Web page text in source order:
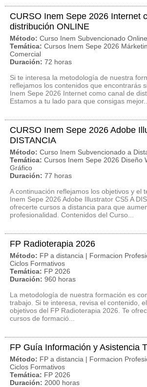
CURSO Inem Sepe 2026 Internet
distribución ONLINE
Método: Curso Inem Subvencionado Online
Temática: Cursos Inem Sepe 2026
Comercial
Duración: 72 horas
Si te interesa la metodología de nuestra
reflejamos los contenidos que encontrarás
Inem Sepe 2026 Internet como canal de
Estamos a tu lado para que consigas mejor...
CURSO Inem Sepe 2026 Adobe
DISTANCIA
Método: Curso Inem Subvencionado a
Temática: Cursos Inem Sepe 2026 Diseño
Gráfico
Duración: 77 horas
A continuación reflejamos los objetivos y el
Inem Sepe 2026 Adobe Illustrator CS5 A
ofrecerte cursos a distancia para que
profesionalidad. Contenidos del Curso...
FP Radioterapia 2026
Método: FP a distancia | Formacion
Ciclos Formativos
Temática: FP 2026
Duración: 960 horas
La metodología de nuestra formación es
trabajo. Si te interesa, revisa el contenido,
objetivos del FP Radioterapia 2026. Te
cursos de formació...
FP Guía Información y Asistencia
Método: FP a distancia | Formacion
Ciclos Formativos
Temática: FP 2026
Duración: 2000 horas